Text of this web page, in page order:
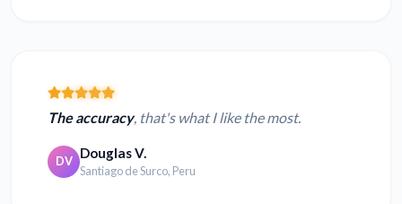
The accuracy, that's what I like the most.
DV Douglas V.
Santiago de Surco, Peru